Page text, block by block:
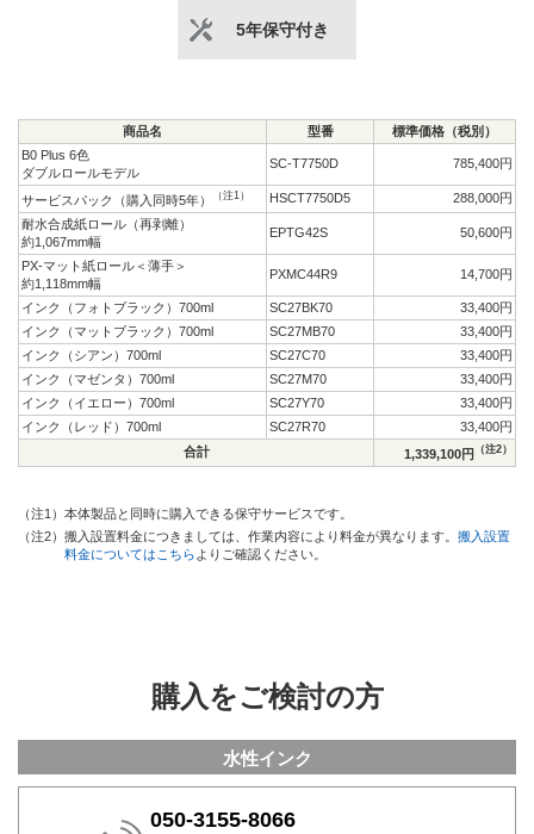
5年保守付き
商品名 型番
標準価格（税別）
B0 Plus 6色
ダブルロールモデル
SC-T7750D 785,400円
サービスパック（購入同時5年） （注1） HSCT7750D5
288,000円
耐水合成紙ロール（再剥離）
約1,067mm幅
EPTG42S 50,600円
PX-マット紙ロール＜薄手＞
約1,118mm幅
PXMC44R9 14,700円
インク（フォトブラック）700ml SC27BK70
33,400円
インク（マットブラック）700ml
SC27MB70
33,400円
インク（シアン）700ml
SC27C70
33,400円
インク（マゼンタ）700ml
SC27M70
33,400円
インク（イエロー）700ml
SC27Y70
33,400円
インク（レッド）700ml
SC27R70
33,400円
合計
1,339,100円 （注2）
（注1） 本体製品と同時に購入できる保守サービスです。
（注2） 搬入設置料金につきましては、作業内容により料金が異なります。 搬入設置
料金についてはこちら よりご確認ください。
購入をご検討の方
水性インク
050-3155-8066